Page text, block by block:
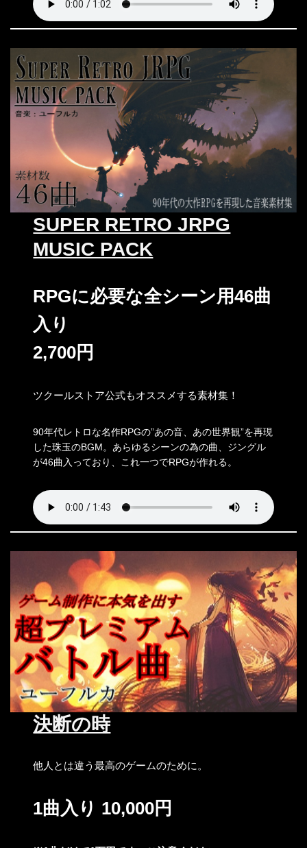
SUPER RETRO JRPG
MUSIC PACK
RPGに必要な全シーン用46曲
入り
2,700円
ツクールストア公式もオススメする素材集！
90年代レトロな名作RPGの”あの音、あの世界観”を再現
した珠玉のBGM。あらゆるシーンの為の曲、ジングル
が46曲入っており、これ一つでRPGが作れる。
決断の時
他人とは違う最高のゲームのために。
1曲入り 10,000円